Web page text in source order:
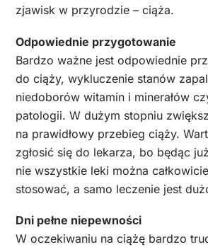
zjawisk w przyrodzie – ciąża.
Odpowiednie przygotowanie
Bardzo ważne jest odpowiednie
do ciąży, wykluczenie stanów
niedoborów witamin i minerałów
patologii. W dużym stopniu
na prawidłowy przebieg ciąży.
zgłosić się do lekarza, bo będąc
nie wszystkie leki można
stosować, a samo leczenie jest
Dni pełne niepewności
W oczekiwaniu na ciążę bardzo